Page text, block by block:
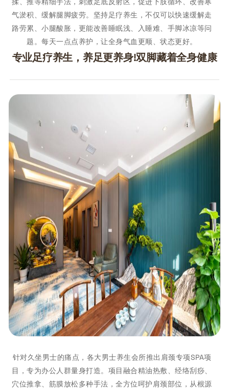
气淤积、缓解腿脚疲劳。坚持足疗养生，不仅可以快速缓解走
路劳累、小腿酸胀，更能改善睡眠浅、入睡难、手脚冰凉等问
题。每天一点点养护，让全身气血更顺、状态更好。
专业足疗养生，养足更养身!双脚藏着全身健康
针对久坐男士的痛点，各大男士养生会所推出肩颈专项SPA项
目，专为办公人群量身打造。项目融合精油热敷、经络刮痧、
穴位推拿、筋膜放松多种手法，全方位呵护肩颈部位，从根源